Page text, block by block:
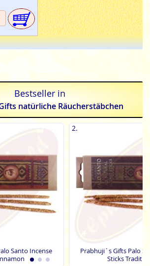
Bestseller in
natürliche Räucherstäbchen
Santo Incense
2.
Prabhuji´s Gifts Palo
Sticks